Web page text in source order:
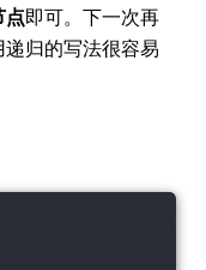
点即可。下一次再
归的写法很容易